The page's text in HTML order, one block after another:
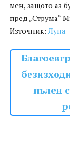
мен, защото аз
пред „Струма“
Източник:Лупа
пълен